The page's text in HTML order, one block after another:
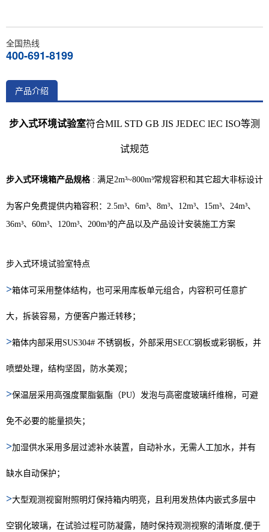
全国热线
400-691-8199
产品介绍
步入式环境试验室符合MIL STD GB JIS JEDEC lEC ISO等测
试规范
步入式环境箱产品规格: 满足2m³~800m³常规容积和其它超大非标设计
为客户免费提供内箱容积：2.5m³、6m³、8m³、12m³、15m³、24m³、
36m³、60m³、120m³、200m³的产品以及产品设计安装施工方案
步入式环境试验室特点
>箱体可采用整体结构，也可采用库板单元组合，内容积可任意扩
大，拆装容易，方便客户搬迁转移；
>箱体内部采用SUS304# 不锈钢板，外部采用SECC钢板或彩钢板，并
喷塑处理，结构坚固，防水美观；
>保温层采用高强度聚脂氨酯（PU）发泡与高密度玻璃纤维棉，可避
免不必要的能量损失；
>加湿供水采用多层过滤补水装置，自动补水，无需人工加水，并有
缺水自动保护；
>大型观测视窗附照明灯保持箱内明亮，且利用发热体内嵌式多层中
空钢化玻璃，在试验过程可防凝露，随时保持观测视察的清晰度,便于